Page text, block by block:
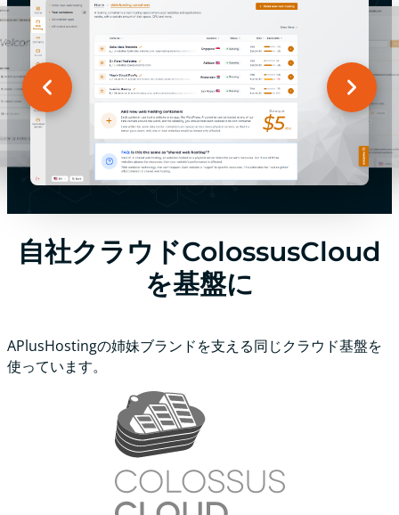
自社クラウドColossusCloud
を基盤に
APlusHostingの姉妹ブランドを支える同じクラウド基盤を
使っています。